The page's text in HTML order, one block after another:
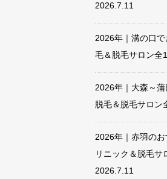
2026.7.11
2026年｜溝の口
毛＆脱毛サロン全
2026年｜大森～
脱毛＆脱毛サロン
2026年｜赤羽の
リニック＆脱毛サ
2026.7.11